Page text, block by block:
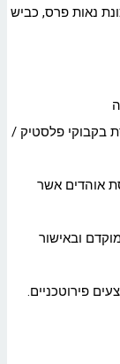
נאות פרס, כביש
בקבוקי פלסטיק /
אוהדים אשר
ובאישור
פירוטכניים.